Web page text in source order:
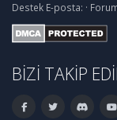
Destek E-posta: ·
BIZI TAKIP